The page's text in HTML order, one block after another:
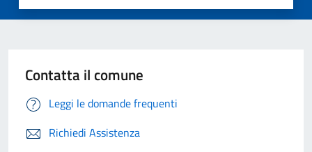
Contatta il comune
Leggi le domande frequenti
Richiedi Assistenza